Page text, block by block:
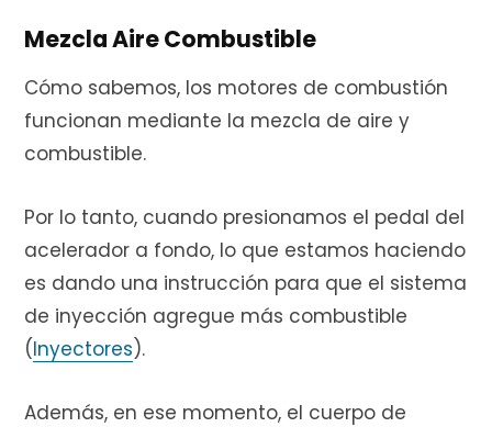
Mezcla Aire Combustible
Cómo sabemos, los motores de combustión
funcionan mediante la mezcla de aire y
combustible.
Por lo tanto, cuando presionamos el pedal del
acelerador a fondo, lo que estamos haciendo
es dando una instrucción para que el sistema
de inyección agregue más combustible
(Inyectores).
Además, en ese momento, el cuerpo de